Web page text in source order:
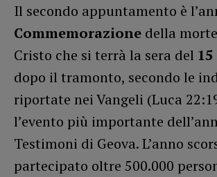
Il secondo appuntamento è
Commemorazione della
Cristo che si terrà la sera del
dopo il tramonto, secondo le
riportate nei Vangeli (Luca
l’evento più importante
Testimoni di Geova. L’anno
partecipato oltre 500.000